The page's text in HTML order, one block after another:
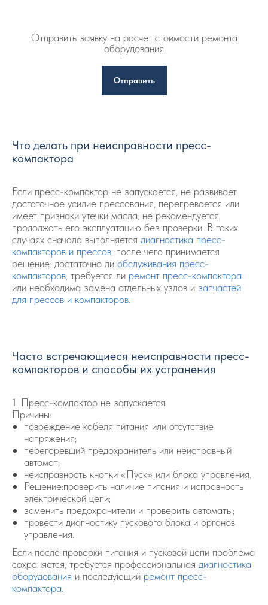
Отправить заявку на расчет стоимости ремонта
оборудования
Отправить
Что делать при неисправности пресс-
компактора
Если пресс-компактор не запускается, не развивает
достаточное усилие прессования, перегревается или
имеет признаки утечки масла, не рекомендуется
продолжать его эксплуатацию без проверки. В таких
случаях сначала выполняется диагностика пресс-
компакторов и прессов, после чего принимается
решение: достаточно ли обслуживания пресс-
компакторов, требуется ли ремонт пресс-компактора
или необходима замена отдельных узлов и запчастей
для прессов и компакторов.
Часто встречающиеся неисправности пресс-
компакторов и способы их устранения
1. Пресс-компактор не запускается
Причины:
повреждение кабеля питания или отсутствие
напряжения;
перегоревший предохранитель или неисправный
автомат;
неисправность кнопки «Пуск» или блока управления.
Решение:проверить наличие питания и исправность
электрической цепи;
заменить предохранители и проверить автоматы;
провести диагностику пускового блока и органов
управления.
Если после проверки питания и пусковой цепи проблема
сохраняется, требуется профессиональная диагностика
оборудования и последующий ремонт пресс-
компактора.